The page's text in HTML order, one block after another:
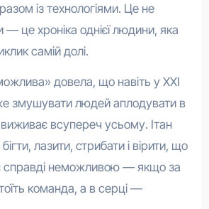
із технологіями. Це не
— це хроніка однієї людини, яка
самій долі.
довела, що навіть у XXI
змушувати людей аплодувати в
виживає всупереч усьому. Ітан
лазити, стрибати і вірити, що
справді неможливою — якщо за
команда, а в серці —